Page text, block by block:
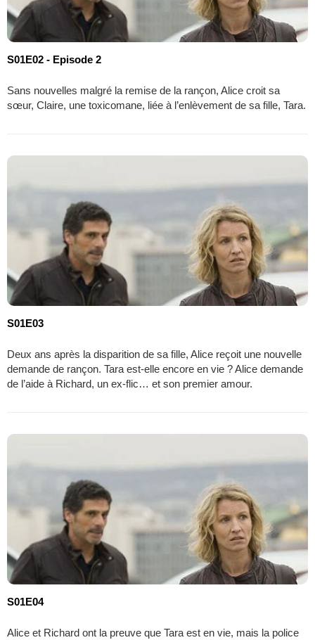
S01E02 - Episode 2
Sans nouvelles malgré la remise de la rançon, Alice croit sa
sœur, Claire, une toxicomane, liée à l’enlèvement de sa fille, Tara.
S01E03
Deux ans après la disparition de sa fille, Alice reçoit une nouvelle
demande de rançon. Tara est-elle encore en vie ? Alice demande
de l’aide à Richard, un ex-flic… et son premier amour.
S01E04
Alice et Richard ont la preuve que Tara est en vie, mais la police